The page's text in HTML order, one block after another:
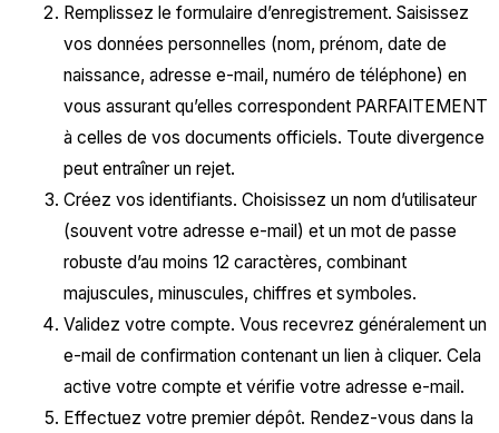
Remplissez le formulaire d’enregistrement. Saisissez
vos données personnelles (nom, prénom, date de
naissance, adresse e-mail, numéro de téléphone) en
vous assurant qu’elles correspondent PARFAITEMENT
à celles de vos documents officiels. Toute divergence
peut entraîner un rejet.
Créez vos identifiants. Choisissez un nom d’utilisateur
(souvent votre adresse e-mail) et un mot de passe
robuste d’au moins 12 caractères, combinant
majuscules, minuscules, chiffres et symboles.
Validez votre compte. Vous recevrez généralement un
e-mail de confirmation contenant un lien à cliquer. Cela
active votre compte et vérifie votre adresse e-mail.
Effectuez votre premier dépôt. Rendez-vous dans la